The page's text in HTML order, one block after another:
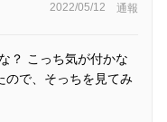
2022/05/12 通報
？ こっち気が付かな
ので、そっちを見てみ